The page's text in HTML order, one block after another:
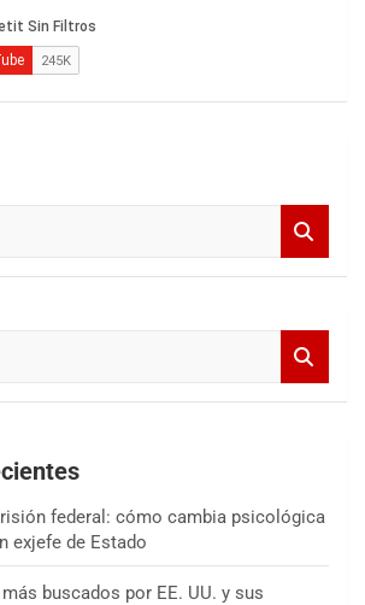
federal: cómo cambia psicológica
exjefe de Estado
buscados por EE. UU. y sus